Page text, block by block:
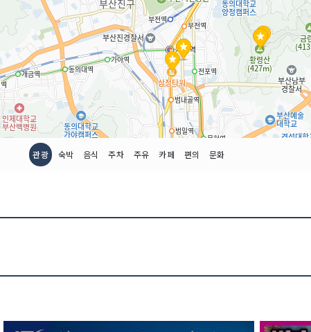
관광 숙박 음식 주차 주유 카페 편의 문화